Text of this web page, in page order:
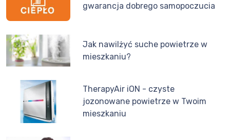
gwarancja dobrego samopoczucia
Jak nawilżyć suche powietrze w
mieszkaniu?
TherapyAir iON - czyste
jozonowane powietrze w Twoim
mieszkaniu